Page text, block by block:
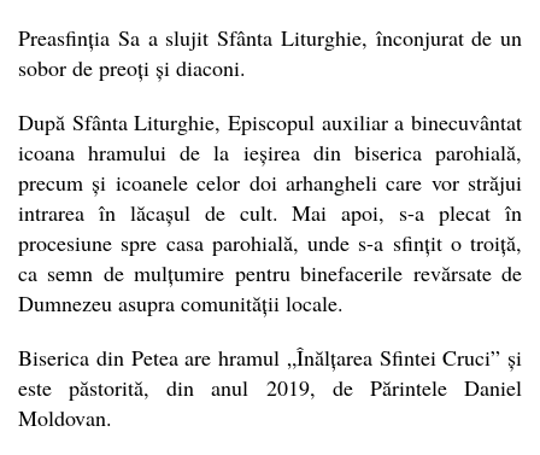
Preasfinția Sa a slujit Sfânta Liturghie, înconjurat de un
sobor de preoți și diaconi.
După Sfânta Liturghie, Episcopul auxiliar a binecuvântat
icoana hramului de la ieșirea din biserica parohială,
precum și icoanele celor doi arhangheli care vor străjui
intrarea în lăcașul de cult. Mai apoi, s-a plecat în
procesiune spre casa parohială, unde s-a sfințit o troiță,
ca semn de mulțumire pentru binefacerile revărsate de
Dumnezeu asupra comunității locale.
Biserica din Petea are hramul „Înălțarea Sfintei Cruci” și
este păstorită, din anul 2019, de Părintele Daniel
Moldovan.